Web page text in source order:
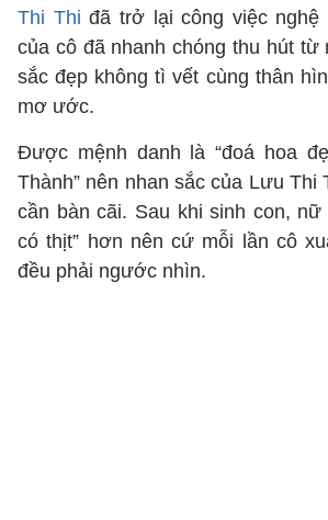
Thi Thi đã trở lại công việc
của cô đã nhanh chóng thu hút từ
sắc đẹp không tì vết cùng thân
mơ ước.​
Được mệnh danh là “đoá hoa
Thành” nên nhan sắc của Lưu Thi
cần bàn cãi. Sau khi sinh con, nữ
có thịt” hơn nên cứ mỗi lần cô
đều phải ngước nhìn.